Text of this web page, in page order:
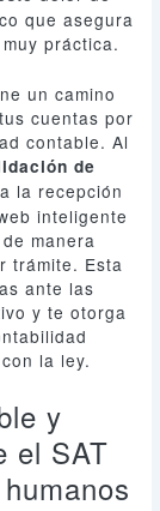
que asegura
práctica.
un camino
cuentas por
contable. Al
de
la recepción
inteligente
manera
trámite. Esta
ante las
y te otorga
la ley.
y
el SAT